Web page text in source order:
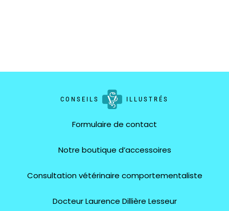
CONSEILS ILLUSTRÉS
Formulaire de contact
Notre boutique d’accessoires
Consultation vétérinaire comportementaliste
Docteur Laurence Dillière Lesseur